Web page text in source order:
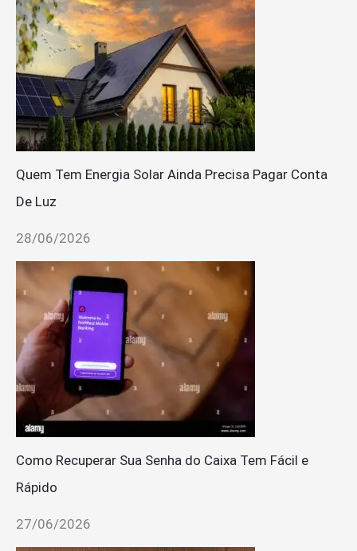
Quem Tem Energia Solar Ainda Precisa Pagar Conta
De Luz
28/06/2026
Como Recuperar Sua Senha do Caixa Tem Fácil e
Rápido
27/06/2026